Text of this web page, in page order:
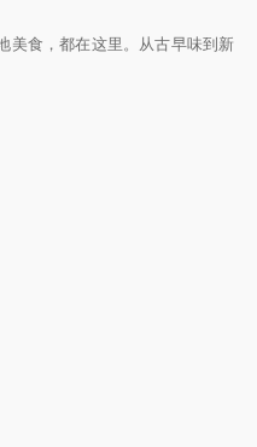
美食，都在这里。从古早味到新